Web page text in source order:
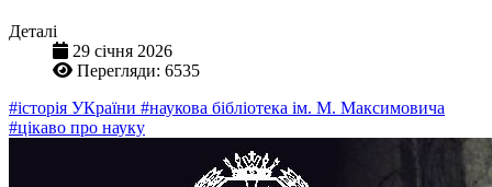
Деталі
29 січня 2026
Перегляди: 6535
#історія УКраїни #наукова бібліотека ім. М. Максимовича
#цікаво про науку